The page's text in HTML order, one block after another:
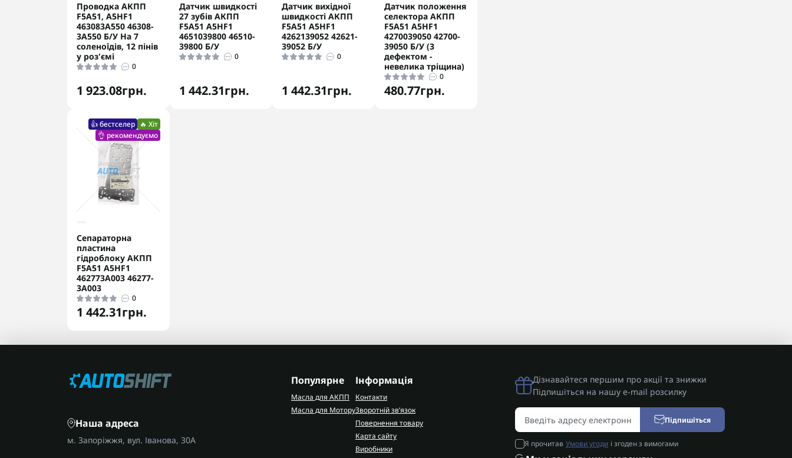
Проводка АКПП
F5A51, A5HF1
463083A550 46308-
3A550 Б/У На 7
соленоїдів, 12 пінів
у роз'ємі
0
1 923.08грн.
Датчик швидкості
27 зубів АКПП
F5A51 A5HF1
4651039800 46510-
39800 Б/У
0
1 442.31грн.
Датчик вихідної
швидкості АКПП
F5A51 A5HF1
4262139052 42621-
39052 Б/У
0
1 442.31грн.
Датчик положення
селектора АКПП
F5A51 A5HF1
4270039050 42700-
39050 Б/У (З
дефектом -
невелика тріщина)
0
480.77грн.
👍 бестселер 🔥 Хіт
👌 рекомендуємо
Сепараторна
пластина
гідроблоку АКПП
F5A51 A5HF1
462773A003 46277-
3A003
0
1 442.31грн.
Наша адреса
м. Запоріжжя, вул. Іванова, 30А
Популярне
Масла для АКПП
Масла для Мотору
Інформація
Контакти
Зворотній зв’язок
Повернення товару
Карта сайту
Виробники
Дізнавайтеся першим про акції та знижки
Підпишіться на нашу e-mail розсилку
Підпишіться
Я прочитав Умови угоди і згоден з вимогами